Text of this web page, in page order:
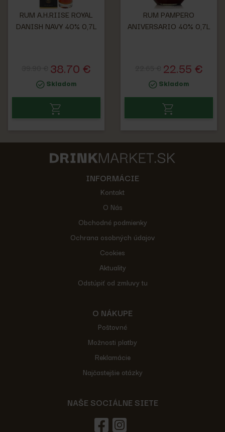
RUM A.H.RIISE ROYAL
DANISH NAVY 40% 0,7L
38.70 €
Skladom
RUM PAMPERO
ANIVERSARIO 40% 0,7L
22.55 €
Skladom
INFORMÁCIE
Kontakt
O Nás
Obchodné podmienky
Ochrana osobných údajov
Cookies
Aktuality
Odstúpiť od zmluvy tu
O NÁKUPE
Poštovné
Možnosti platby
Reklamácie
Najčastejšie otázky
NAŠE SOCIÁLNE SIETE